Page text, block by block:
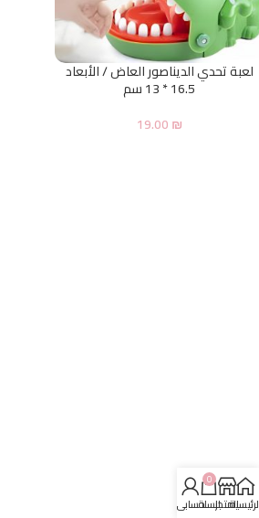
لعبة تحدي الديناصور العاض / الأبعاد
16.5 * 13 سم
19.00₪
المتجر
0
السلةحسابي